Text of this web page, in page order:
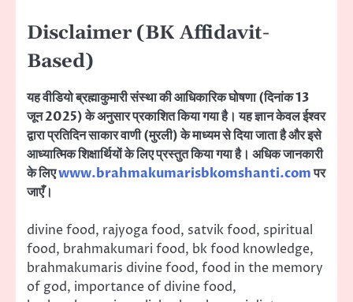
Disclaimer (BK Affidavit-
Based)
यह वीडियो ब्रह्माकुमारी संस्था की आधिकारिक घोषणा (दिनांक 13
जून 2025) के अनुसार प्रकाशित किया गया है। यह ज्ञान केवल ईश्वर
द्वारा प्रतिदिन साकार वाणी (मुरली) के माध्यम से दिया जाता है और इसे
आध्यात्मिक शिक्षार्थियों के लिए प्रस्तुत किया गया है। अधिक जानकारी
के लिएwww.brahmakumarisbkomshanti.comपर
जाएँ।
divine food, rajyoga food, satvik food, spiritual
food, brahmakumari food, bk food knowledge,
brahmakumaris divine food, food in the memory
of god, importance of divine food,